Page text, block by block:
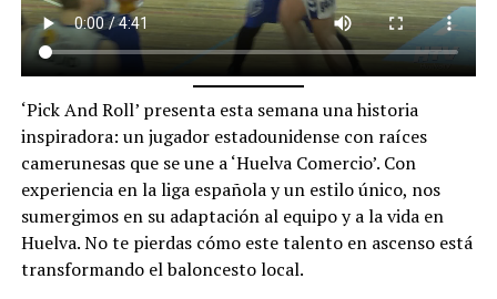
‘Pick And Roll’ presenta esta semana una historia
inspiradora: un jugador estadounidense con raíces
camerunesas que se une a ‘Huelva Comercio’. Con
experiencia en la liga española y un estilo único, nos
sumergimos en su adaptación al equipo y a la vida en
Huelva. No te pierdas cómo este talento en ascenso está
transformando el baloncesto local.